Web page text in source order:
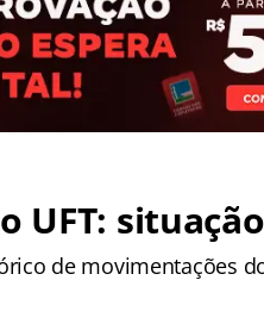
UFT:
de movimentações